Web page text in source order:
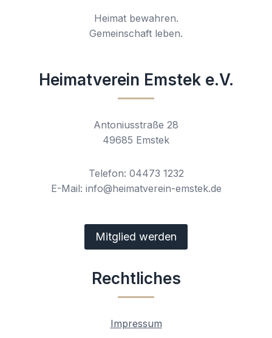
Heimat bewahren.
Gemeinschaft leben.
Heimatverein Emstek e.V.
Antoniusstraße 28
49685 Emstek
Telefon: 04473 1232
E-Mail: info@heimatverein-emstek.de
Mitglied werden
Rechtliches
Impressum